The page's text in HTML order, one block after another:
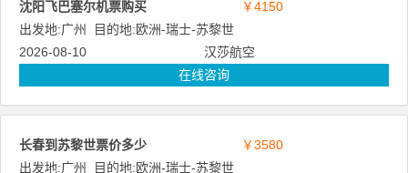
沈阳飞巴塞尔机票购买
￥4150
出发地:广州 目的地:欧洲-瑞士-苏黎世
2026-08-10
汉莎航空
在线咨询
长春到苏黎世票价多少
￥3580
出发地:广州 目的地:欧洲-瑞士-苏黎世